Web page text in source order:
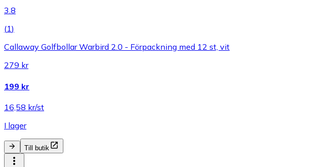
3.8
(1)
Callaway Golfbollar Warbird 2.0 - Förpackning med 12 st, vit
279 kr
199 kr
16,58 kr/st
I lager
Till butik